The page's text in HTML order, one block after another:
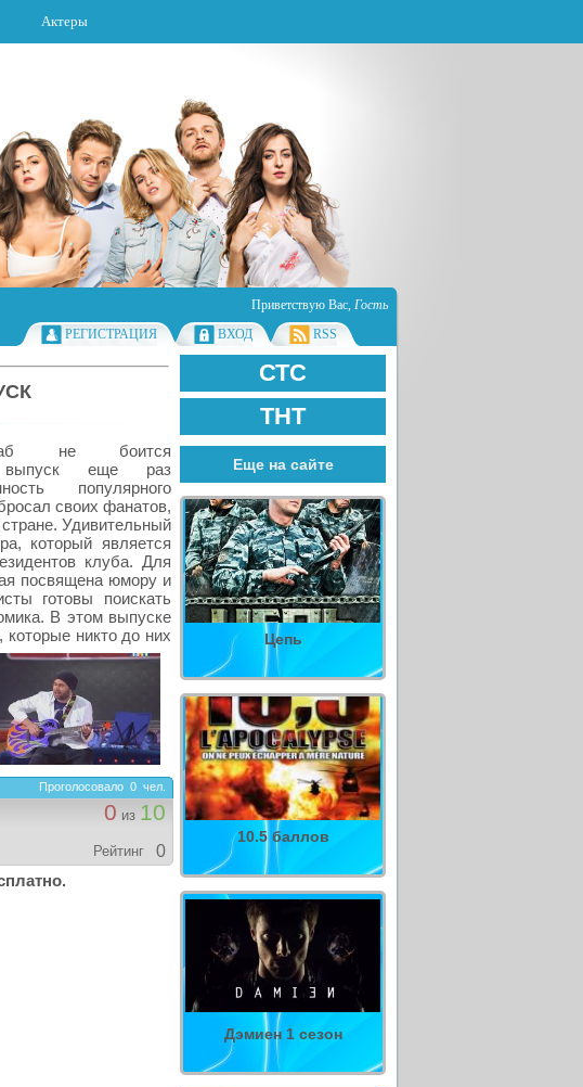
Актеры
Приветствую Вас, Гость
РЕГИСТРАЦИЯ
ВХОД RSS
СТС
ТНТ
Еще на сайте
Цепь
10.5 баллов
Дэмиен 1 сезон
не боится
выпуск еще раз
популярного
своих фанатов,
Удивительный
который является
клуба. Для
посвящена юмору и
готовы поискать
В этом выпуске
которые никто до них
Проголосовало 0 чел.
0 из 10
Рейтинг
0